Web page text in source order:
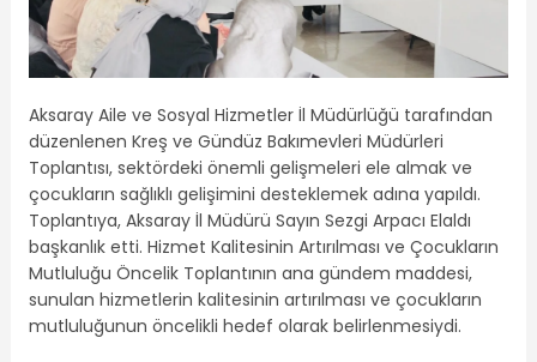
Aksaray Aile ve Sosyal Hizmetler İl Müdürlüğü tarafından
düzenlenen Kreş ve Gündüz Bakımevleri Müdürleri
Toplantısı, sektördeki önemli gelişmeleri ele almak ve
çocukların sağlıklı gelişimini desteklemek adına yapıldı.
Toplantıya, Aksaray İl Müdürü Sayın Sezgi Arpacı Elaldı
başkanlık etti. Hizmet Kalitesinin Artırılması ve Çocukların
Mutluluğu Öncelik Toplantının ana gündem maddesi,
sunulan hizmetlerin kalitesinin artırılması ve çocukların
mutluluğunun öncelikli hedef olarak belirlenmesiydi.